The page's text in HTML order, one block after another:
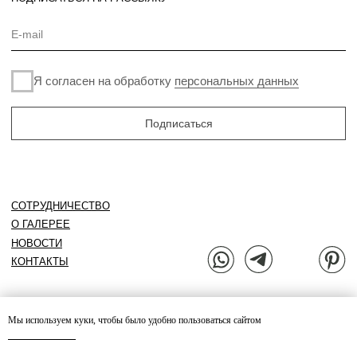
Мы используем куки, чтобы было удобно пользоваться сайтом